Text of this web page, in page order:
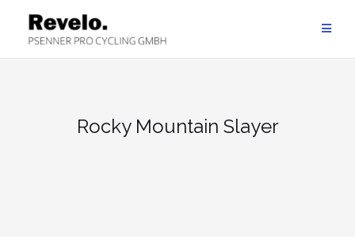
Inhalt
springen
Rocky Mountain Slayer